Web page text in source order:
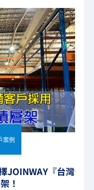
案例
JOINWAY『台灣
！